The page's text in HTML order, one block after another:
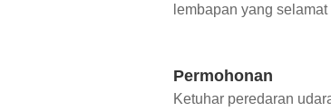
lembapan yang
Permohonan
Ketuhar peredaran